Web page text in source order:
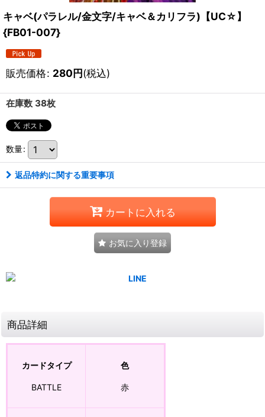
キャベ(パラレル/金文字/キャベ＆カリフラ)【UC☆】
{FB01-007}
販売価格: 280円(税込)
在庫数 38枚
数量:
返品特約に関する重要事項
カートに入れる
お気に入り登録
商品詳細
カードタイプ
BATTLE
色
赤